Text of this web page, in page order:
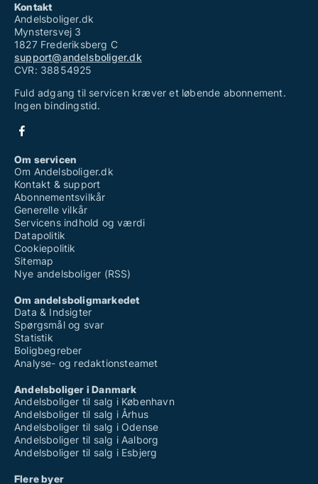
Kontakt
Andelsboliger.dk
Mynstersvej 3
1827 Frederiksberg C
support@andelsboliger.dk
CVR: 38854925
Fuld adgang til servicen kræver et løbende abonnement.
Ingen bindingstid.
Om servicen
Om Andelsboliger.dk
Kontakt & support
Abonnementsvilkår
Generelle vilkår
Servicens indhold og værdi
Datapolitik
Cookiepolitik
Sitemap
Nye andelsboliger (RSS)
Om andelsboligmarkedet
Data & Indsigter
Spørgsmål og svar
Statistik
Boligbegreber
Analyse- og redaktionsteamet
Andelsboliger i Danmark
Andelsboliger til salg i København
Andelsboliger til salg i Århus
Andelsboliger til salg i Odense
Andelsboliger til salg i Aalborg
Andelsboliger til salg i Esbjerg
Flere byer